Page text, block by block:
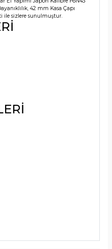
42 mm Kasa Çapı
ile sizlere sunulmuştur.